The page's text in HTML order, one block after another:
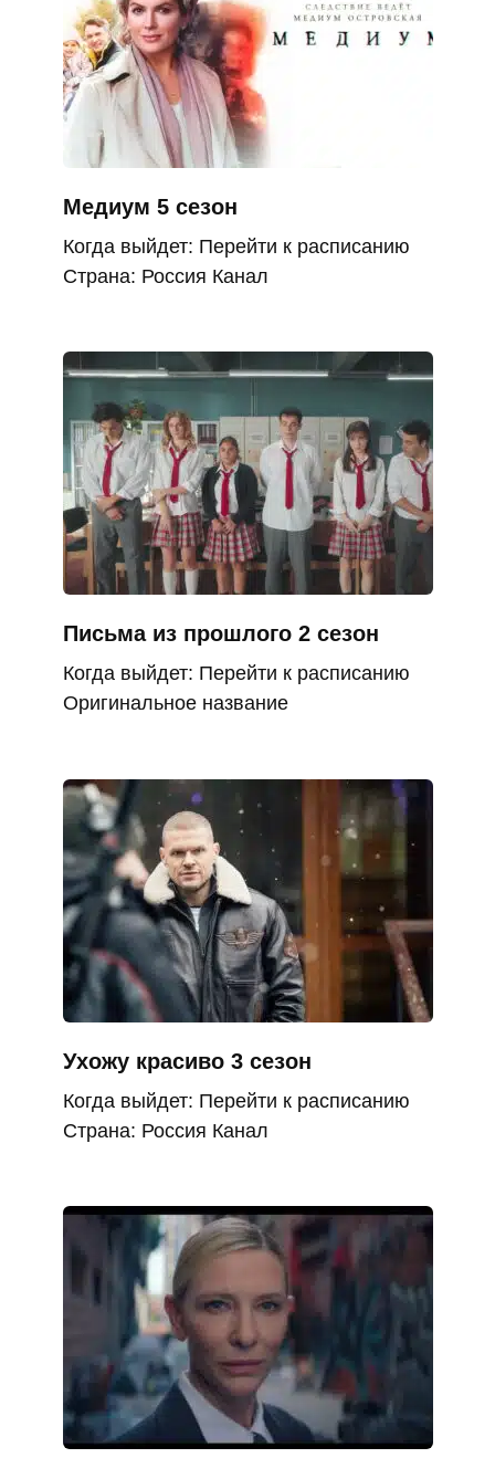
Медиум 5 сезон
Когда выйдет: Перейти к расписанию
Страна: Россия Канал
Письма из прошлого 2 сезон
Когда выйдет: Перейти к расписанию
Оригинальное название
Ухожу красиво 3 сезон
Когда выйдет: Перейти к расписанию
Страна: Россия Канал